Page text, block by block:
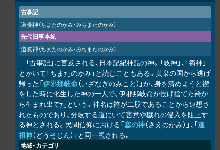
古事記
道俣神（ちまたのかみ・みちまたのかみ）
先代旧事本紀
道岐神（ちまたのかみ・みちまたのかみ）
「古事記」に言及される、日本記紀神話の神。「岐神」、「衢神」
とかいて「ちまたのかみ」と読むこともある。黄泉の国から逃げ
帰った「伊邪那岐命（いざなぎのみこと）」が、身を清めようと禊
をした時に化生した神の一人で、伊邪那岐命が投げ捨てた袴か
ら生まれ出でたという。神名は袴が二股であることから連想さ
れたものであり、分岐する道にいて害意や穢れの侵入を阻止す
る神とされる。民間信仰における「塞の神（さえのかみ）」、「道
祖神（どうそじん）」と同一視される。
地域・カテゴリ